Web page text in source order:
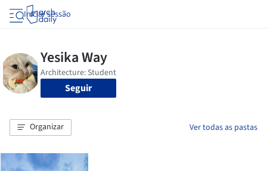
Iniciar sessão
Seguir
Organizar Ver todas as pastas